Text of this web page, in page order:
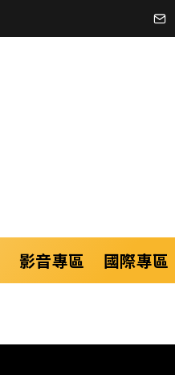
影音專區 國際專區